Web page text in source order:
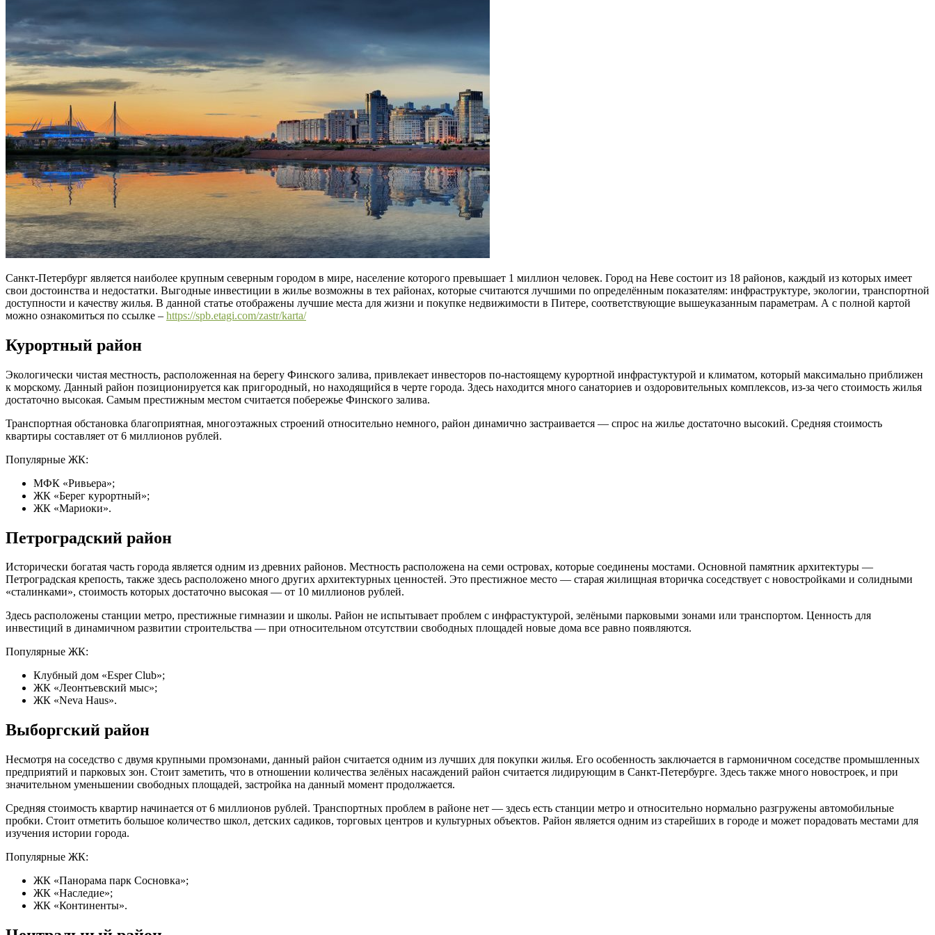
Санкт-Петербург является наиболее крупным северным городом в мире, население которого превышает 1 миллион человек. Город на Неве состоит из 18 районов, каждый из которых имеет
свои достоинства и недостатки. Выгодные инвестиции в жилье возможны в тех районах, которые считаются лучшими по определённым показателям: инфраструктуре, экологии, транспортной
доступности и качеству жилья. В данной статье отображены лучшие места для жизни и покупке недвижимости в Питере, соответствующие вышеуказанным параметрам. А с полной картой
можно ознакомиться по ссылке – https://spb.etagi.com/zastr/karta/
Курортный район
Экологически чистая местность, расположенная на берегу Финского залива, привлекает инвесторов по-настоящему курортной инфрастуктурой и климатом, который максимально приближен
к морскому. Данный район позиционируется как пригородный, но находящийся в черте города. Здесь находится много санаториев и оздоровительных комплексов, из-за чего стоимость жилья
достаточно высокая. Самым престижным местом считается побережье Финского залива.
Транспортная обстановка благоприятная, многоэтажных строений относительно немного, район динамично застраивается — спрос на жилье достаточно высокий. Средняя стоимость
квартиры составляет от 6 миллионов рублей.
Популярные ЖК:
МФК «Ривьера»;
ЖК «Берег курортный»;
ЖК «Мариоки».
Петроградский район
Исторически богатая часть города является одним из древних районов. Местность расположена на семи островах, которые соединены мостами. Основной памятник архитектуры —
Петроградская крепость, также здесь расположено много других архитектурных ценностей. Это престижное место — старая жилищная вторичка соседствует с новостройками и солидными
«сталинками», стоимость которых достаточно высокая — от 10 миллионов рублей.
Здесь расположены станции метро, престижные гимназии и школы. Район не испытывает проблем с инфрастуктурой, зелёными парковыми зонами или транспортом. Ценность для
инвестиций в динамичном развитии строительства — при относительном отсутствии свободных площадей новые дома все равно появляются.
Популярные ЖК:
Клубный дом «Esper Club»;
ЖК «Леонтьевский мыс»;
ЖК «Neva Haus».
Выборгский район
Несмотря на соседство с двумя крупными промзонами, данный район считается одним из лучших для покупки жилья. Его особенность заключается в гармоничном соседстве промышленных
предприятий и парковых зон. Стоит заметить, что в отношении количества зелёных насаждений район считается лидирующим в Санкт-Петербурге. Здесь также много новостроек, и при
значительном уменьшении свободных площадей, застройка на данный момент продолжается.
Средняя стоимость квартир начинается от 6 миллионов рублей. Транспортных проблем в районе нет — здесь есть станции метро и относительно нормально разгружены автомобильные
пробки. Стоит отметить большое количество школ, детских садиков, торговых центров и культурных объектов. Район является одним из старейших в городе и может порадовать местами для
изучения истории города.
Популярные ЖК:
ЖК «Панорама парк Сосновка»;
ЖК «Наследие»;
ЖК «Континенты».